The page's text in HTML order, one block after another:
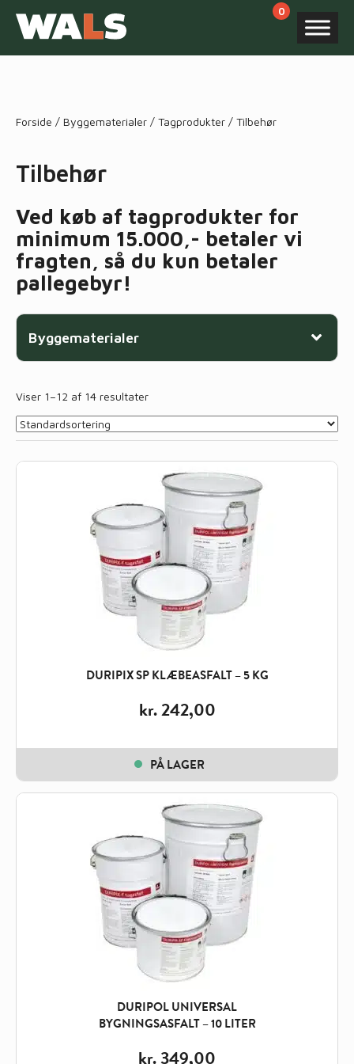
Forside / Byggematerialer / Tagprodukter / Tilbehør
Tilbehør
Ved køb af tagprodukter for
minimum 15.000,- betaler vi
fragten, så du kun betaler
pallegebyr!
Byggematerialer
Viser 1–12 af 14 resultater
DURIPIX SP KLÆBEASFALT – 5 KG
kr.242,00
PÅ LAGER
DURIPOL UNIVERSAL
BYGNINGSASFALT – 10 LITER
kr.349,00